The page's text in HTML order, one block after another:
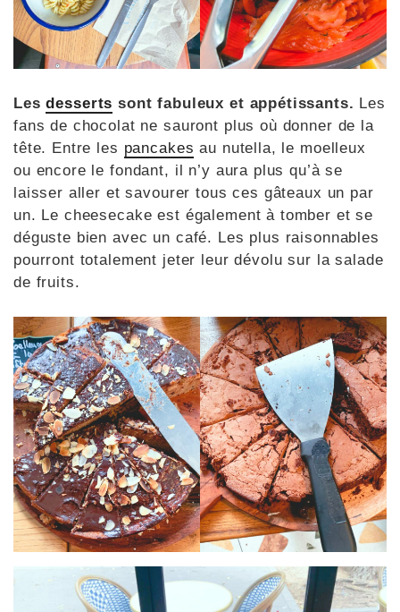
Lesdesserts sont fabuleux et appétissants. Les
fans de chocolat ne sauront plus où donner de la
tête. Entre les pancakes au nutella, le moelleux
ou encore le fondant, il n’y aura plus qu’à se
laisser aller et savourer tous ces gâteaux un par
un. Le cheesecake est également à tomber et se
déguste bien avec un café. Les plus raisonnables
pourront totalement jeter leur dévolu sur la salade
de fruits.